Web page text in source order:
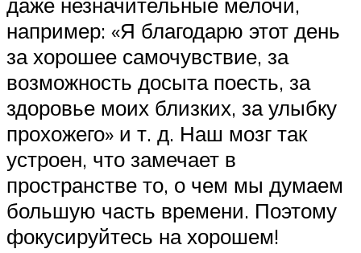
например: «Я благодарю этот день
за хорошее самочувствие, за
возможность досыта поесть, за
здоровье моих близких, за улыбку
прохожего» и т. д. Наш мозг так
устроен, что замечает в
пространстве то, о чем мы думаем
большую часть времени. Поэтому
фокусируйтесь на хорошем!